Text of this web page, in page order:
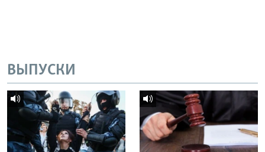
ВЫПУСКИ